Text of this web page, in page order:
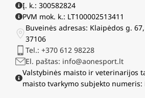
Į. k.: 300582824
PVM mok. k.: LT100002513411
Buveinės adresas: Klaipėdos g. 67,
37106
Tel.: +370 612 98228
El. paštas: info@aonesport.lt
Valstybinės maisto ir veterinarijos
maisto tvarkymo subjekto numeris: